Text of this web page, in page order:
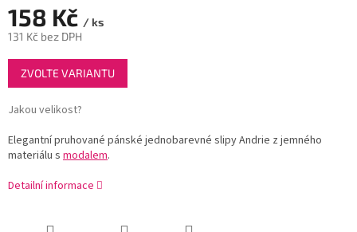
158 Kč / ks
131 Kč bez DPH
Měrná
cena:
ZVOLTE VARIANTU
Jakou velikost?
Elegantní pruhované pánské jednobarevné slipy Andrie z jemného
materiálu s modalem.
Detailní informace